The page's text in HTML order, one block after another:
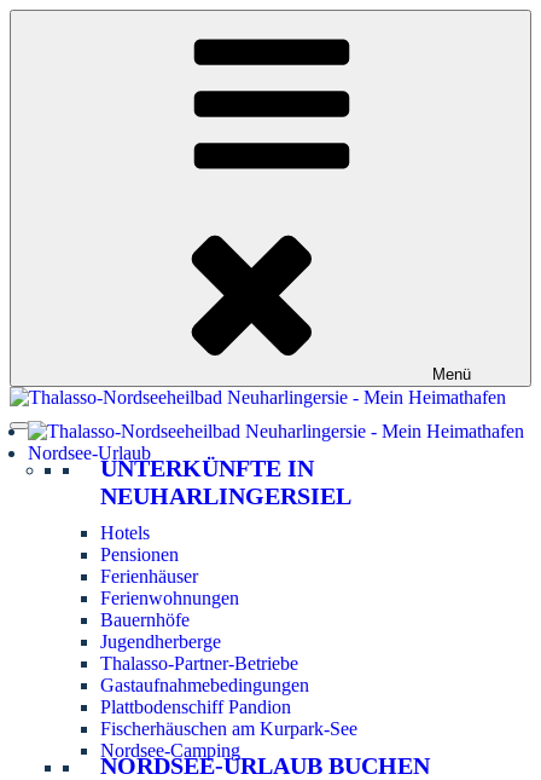
Zum
Menü
Nordsee-Urlaub
UNTERKÜNFTE IN
NEUHARLINGERSIEL
Hotels
Pensionen
Ferienhäuser
Ferienwohnungen
Bauernhöfe
Jugendherberge
Thalasso-Partner-Betriebe
Gastaufnahmebedingungen
Plattbodenschiff Pandion
Fischerhäuschen am Kurpark-See
Nordsee-Camping
NORDSEE-URLAUB BUCHEN